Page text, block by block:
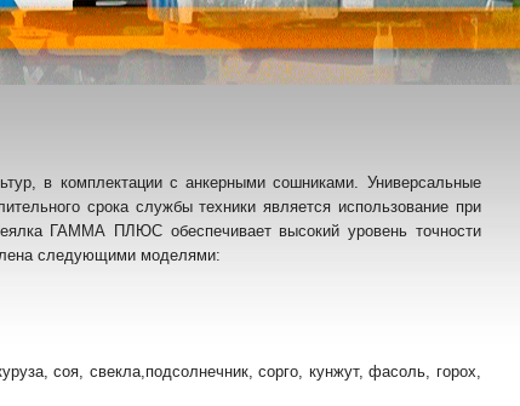
в комплектации с анкерными сошниками. Универсальные
срока службы техники является использование при
ГАММА ПЛЮС обеспечивает высокий уровень точности
следующими моделями:
соя, свекла,подсолнечник, сорго, кунжут, фасоль, горох,